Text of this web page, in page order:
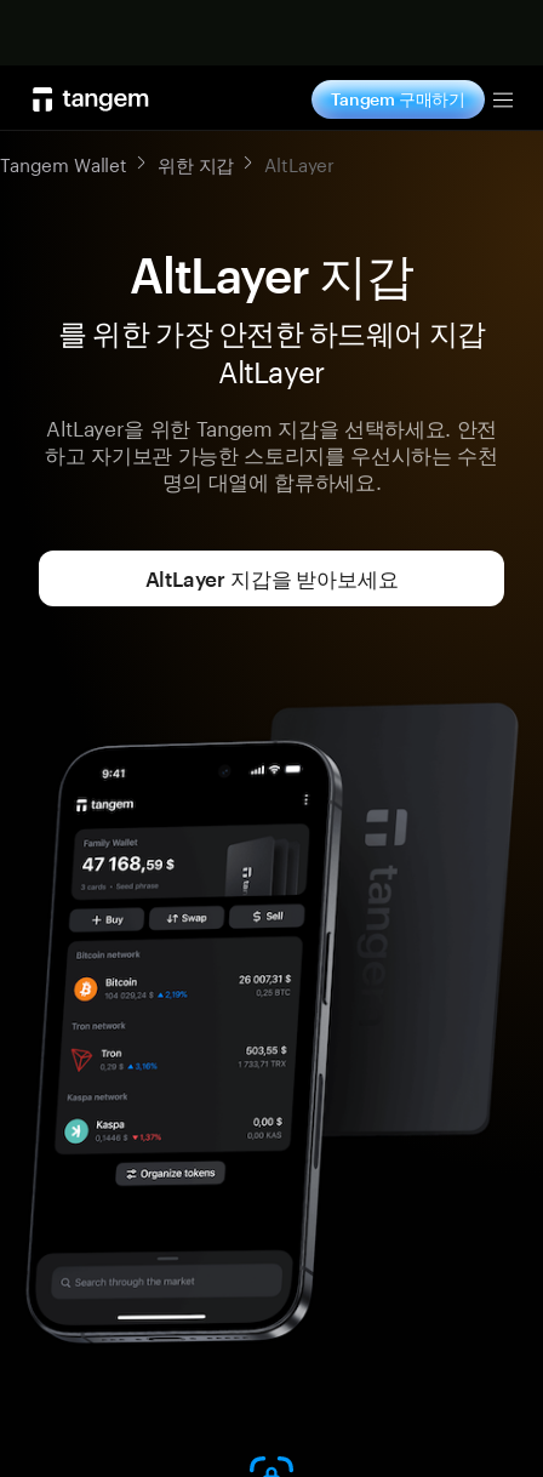
Tangem 구매하기
Tangem Wallet 위한 지갑 AltLayer
AltLayer 지갑
를 위한 가장 안전한 하드웨어 지갑
AltLayer
AltLayer을 위한 Tangem 지갑을 선택하세요. 안전
하고 자기보관 가능한 스토리지를 우선시하는 수천
명의 대열에 합류하세요.
AltLayer 지갑을 받아보세요